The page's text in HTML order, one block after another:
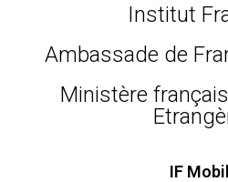
Institut
Ambassade de
Ministère
IF